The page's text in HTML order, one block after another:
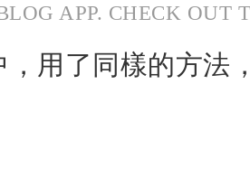
APP. CHECK OUT
，用了同樣的方法